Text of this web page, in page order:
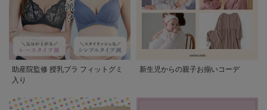
助産院監修 授乳ブラ フィットグミ
入り
新生児からの親子お揃いコーデ